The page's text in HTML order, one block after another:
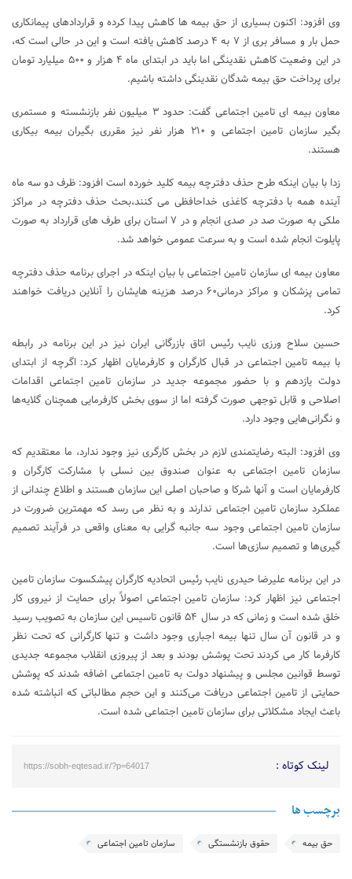
وی افزود: اکنون بسیاری از حق بیمه ها کاهش پیدا کرده و قراردادهای پیمانکاری
حمل بار و مسافر بری از ۷ به ۴ درصد کاهش یافته است و این در حالی است که،
در این وضعیت کاهش نقدینگی اما باید در ابتدای ماه ۴ هزار و ۵۰۰ میلیارد تومان
برای پرداخت حق بیمه شدگان نقدینگی داشته باشیم.
معاون بیمه ای تامین اجتماعی گفت: حدود ۳ میلیون نفر بازنشسته و مستمری
بگیر سازمان تامین اجتماعی و ۲۱۰ هزار نفر نیز مقرری بگیران بیمه بیکاری
هستند.
زدا با بیان اینکه طرح حذف دفترچه بیمه کلید خورده است افزود: ظرف دو سه ماه
آینده همه با دفترچه کاغذی خداحافظی می کنند،بحث حذف دفترچه در مراکز
ملکی به صورت صد در صدی انجام و در ٧ استان برای طرف های قرارداد به صورت
پایلوت انجام شده است و به سرعت عمومی خواهد شد.
معاون بیمه ای سازمان تامین اجتماعی با بیان اینکه در اجرای برنامه حذف دفترچه
تمامی پزشکان و مراکز درمانی۶٠ درصد هزینه هایشان را آنلاین دریافت خواهند
کرد.
حسین سلاح ورزی نایب رئیس اتاق بازرگانی ایران نیز در این برنامه در رابطه
با بیمه تامین اجتماعی در قبال کارگران و کارفرمایان اظهار کرد: اگرچه از ابتدای
دولت یازدهم و با حضور مجموعه جدید در سازمان تامین اجتماعی اقدامات
اصلاحی و قابل توجهی صورت گرفته اما از سوی بخش کارفرمایی همچنان گلایه‌ها
و نگرانی‌هایی وجود دارد.
وی افزود: البته رضایتمندی لازم در بخش کارگری نیز وجود ندارد، ما معتقدیم که
سازمان تامین اجتماعی به عنوان صندوق بین نسلی با مشارکت کارگران و
کارفرمایان است و آنها شرکا و صاحبان اصلی این سازمان هستند و اطلاع چندانی از
عملکرد سازمان تامین اجتماعی ندارند و به نظر می رسد که مهمترین ضرورت در
سازمان تامین اجتماعی وجود سه جانبه گرایی به معنای واقعی در فرآیند تصمیم
گیری‌ها و تصمیم سازی‌ها است.
در این برنامه علیرضا حیدری نایب رئیس اتحادیه کارگران پیشکسوت سازمان تامین
اجتماعی نیز اظهار کرد: سازمان تامین اجتماعی اصولاً برای حمایت از نیروی کار
خلق شده است و زمانی که در سال ۵۴ قانون تاسیس این سازمان به تصویب رسید
و در قانون آن سال تنها بیمه اجباری وجود داشت و تنها کارگرانی که تحت نظر
کارفرما کار می کردند تحت پوشش بودند و بعد از پیروزی انقلاب مجموعه جدیدی
توسط قوانین مجلس و پیشنهاد دولت به تامین اجتماعی اضافه شدند که پوشش
حمایتی از تامین اجتماعی دریافت می‌کنند و این حجم مطالباتی که انباشته شده
باعث ایجاد مشکلاتی برای سازمان تامین اجتماعی شده است.
لینک کوتاه : https://sobh-eqtesad.ir/?p=64017
برچسب ها
حق بیمه حقوق بازنشستگی سازمان تامین اجتماعی